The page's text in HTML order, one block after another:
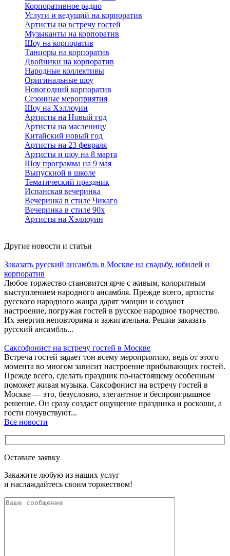
Корпоративное радио
Услуги и ведущий на корпоратив
Артисты на встречу гостей
Музыканты на корпоратив
Шоу на корпоратив
Танцоры на корпоратив
Двойники на корпоратив
Народные коллективы
Оригинальные шоу
Новогодний корпоратив
Сезонные мероприятия
Шоу на Хэллоуин
Артисты на Новый год
Артисты на масленицу
Китайский новый год
Артисты на 23 февраля
Артисты и шоу на 8 марта
Шоу программа на 9 мая
Выпускной в школе
Тематический праздник
Испанская вечеринка
Вечеринка в стиле Чикаго
Вечеринка в стиле 90х
Артисты на Хэллоуин
Другие новости и статьи
Заказать русский ансамбль в Москве на свадьбу, юбилей и
корпоратив
Любое торжество становится ярче с живым, колоритным
выступлением народного ансамбля. Прежде всего, артисты
русского народного жанра дарят эмоции и создают
настроение, погружая гостей в русское народное творчество.
Их энергия неповторима и зажигательна. Решив заказать
русский ансамбль...
Саксофонист на встречу гостей в Москве
Встреча гостей задает тон всему мероприятию, ведь от этого
момента во многом зависит настроение прибывающих гостей.
Прежде всего, сделать праздник по-настоящему особенным
поможет живая музыка. Саксофонист на встречу гостей в
Москве — это, безусловно, элегантное и беспроигрышное
решение. Он сразу создаст ощущение праздника и роскоши, а
гости почувствуют...
Все новости
Оставьте заявку
Закажите любую из наших услуг
и наслаждайтесь своим торжеством!